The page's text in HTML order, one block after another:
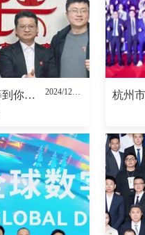
【终于等到你】2024年秋冬迎新会~~欢迎新家人！